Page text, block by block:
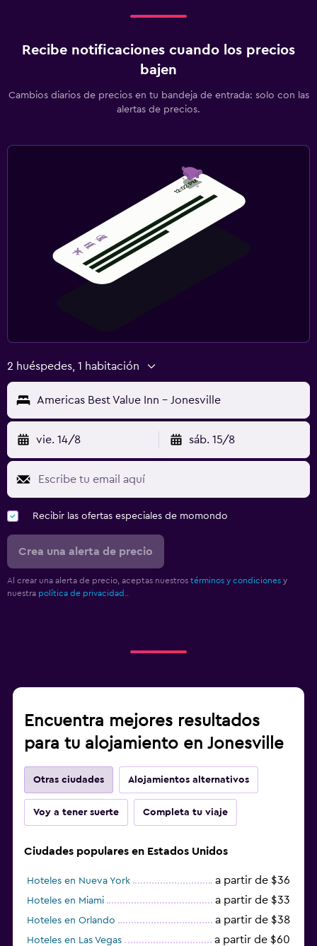
Recibe notificaciones cuando los precios
bajen
Cambios diarios de precios en tu bandeja de entrada: solo con las
alertas de precios.
2 huéspedes, 1 habitación
Americas Best Value Inn - Jonesville
vie. 14/8 sáb. 15/8
Recibir las ofertas especiales de momondo
Crea una alerta de precio
Al crear una alerta de precio, aceptas nuestros términos y condiciones y
nuestra política de privacidad.
Encuentra mejores resultados
para tu alojamiento en Jonesville
Otras ciudades Alojamientos alternativos
Voy a tener suerte Completa tu viaje
Ciudades populares en Estados Unidos
Hoteles en Nueva York a partir de $36
Hoteles en Miami a partir de $33
Hoteles en Orlando a partir de $38
Hoteles en Las Vegas a partir de $60